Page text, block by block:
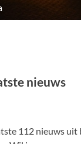
nieuws
112 nieuws uit